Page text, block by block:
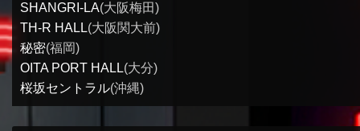
SHANGRI-LA(大阪梅田)
TH-R HALL(大阪関大前)
秘密(福岡)
OITA PORT HALL(大分)
桜坂セントラル(沖縄)